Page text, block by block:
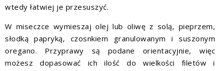
wtedy łatwiej je przesuszyć.
W miseczce wymieszaj olej lub oliwę z solą, pieprzem,
słodką papryką, czosnkiem granulowanym i suszonym
oregano. Przyprawy są podane orientacyjnie, więc
możesz dopasować ich ilość do wielkości filetów i